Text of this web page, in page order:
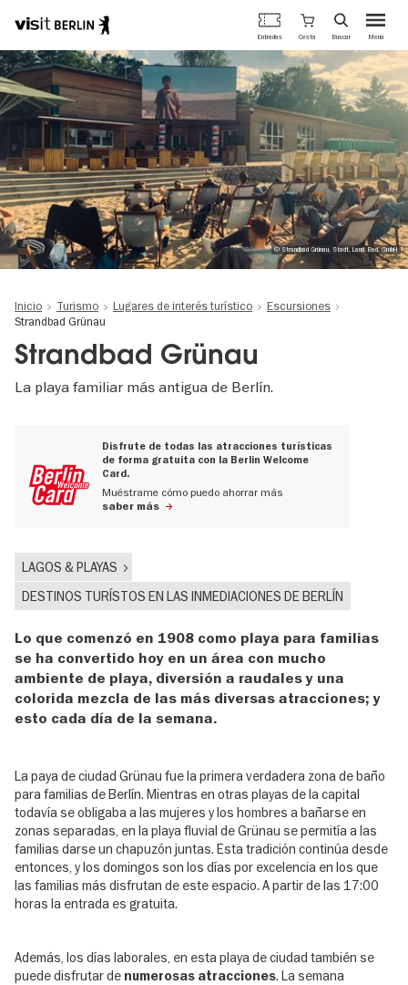
Pasar
al
contenido
principal
Portal
oficial
de
turismo
de
Berlín
Menú
Entradas Cesta Buscar
© Strandbad Grünau, Stadt. Land. Bad. GmbH
Inicio Turismo Lugares de interés turístico
Escursiones
Strandbad Grünau
Strandbad Grünau
La playa familiar más antigua de Berlín.
Disfrute de todas las atracciones turísticas
de forma gratuita con la Berlin Welcome
Card.
Muéstrame cómo puedo ahorrar más
saber más
LAGOS & PLAYAS
DESTINOS TURÍSTOS EN LAS INMEDIACIONES DE BERLÍN
Lo que comenzó en 1908 como playa para familias
se ha convertido hoy en un área con mucho
ambiente de playa, diversión a raudales y una
colorida mezcla de las más diversas atracciones; y
esto cada día de la semana.
La paya de ciudad Grünau fue la primera verdadera zona de baño
para familias de Berlín. Mientras en otras playas de la capital
todavía se obligaba a las mujeres y los hombres a bañarse en
zonas separadas, en la playa fluvial de Grünau se permitía a las
familias darse un chapuzón juntas. Esta tradición continúa desde
entonces, y los domingos son los días por excelencia en los que
las familias más disfrutan de este espacio. A partir de las 17:00
horas la entrada es gratuita.
Además, los días laborales, en esta playa de ciudad también se
puede disfrutar de numerosas atracciones. La semana